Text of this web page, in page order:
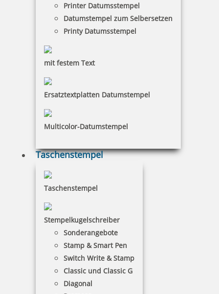
Printer Datumsstempel
Datumstempel zum Selbersetzen
Printy Datumsstempel
mit festem Text
Ersatztextplatten Datumstempel
Multicolor-Datumstempel
Taschenstempel
Taschenstempel
Stempelkugelschreiber
Sonderangebote
Stamp & Smart Pen
Switch Write & Stamp
Classic und Classic G
Diagonal
Colop MAKE 1 Stempelkissen 90x50 mm
6,50 €
Colop MAKE 2 Stempelkissen 110x70 mm